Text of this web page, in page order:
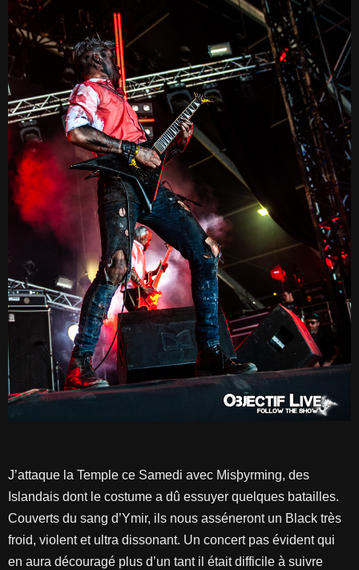
J’attaque la Temple ce Samedi avec Misþyrming, des
Islandais dont le costume a dû essuyer quelques batailles.
Couverts du sang d’Ymir, ils nous asséneront un Black très
froid, violent et ultra dissonant. Un concert pas évident qui
en aura découragé plus d’un tant il était difficile à suivre